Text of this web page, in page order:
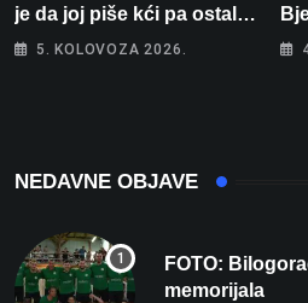
je da joj piše kći pa ostala
bez 1000 eura
5. KOLOVOZA 2026.
NEDAVNE OBJAVE
FOTO:
memorijala